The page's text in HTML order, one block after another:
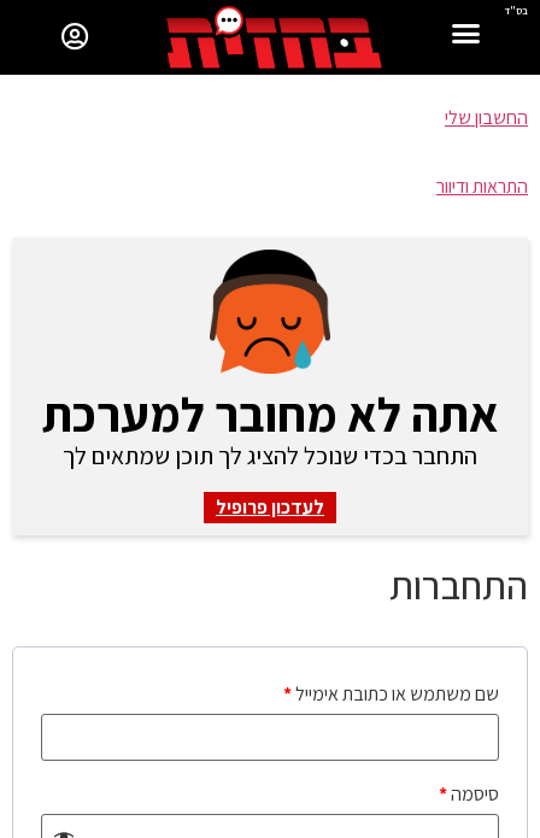
בס"ד
החשבון שלי
התראות ודיוור
אתה לא מחובר למערכת
התחבר בכדי שנוכל להציג לך תוכן שמתאים לך
לעדכון פרופיל
התחברות
שם משתמש או כתובת אימייל*
סיסמה*